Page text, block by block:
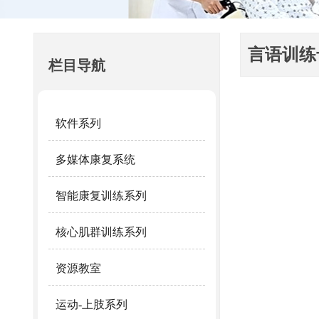
栏目导航
软件系列
多媒体康复系统
智能康复训练系列
核心肌群训练系列
资源教室
运动-上肢系列
言语训